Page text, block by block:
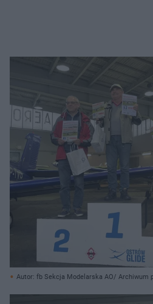
Autor: fb Sekcja Modelarska AO/ Archiwum